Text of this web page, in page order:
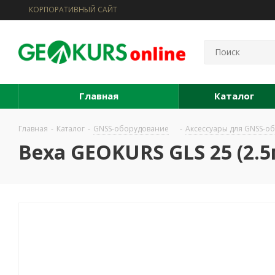
КОРПОРАТИВНЫЙ САЙТ
Главная Каталог
Главная - Каталог - GNSS-оборудование - Аксессуары для GNSS-
Веха GEOKURS GLS 25